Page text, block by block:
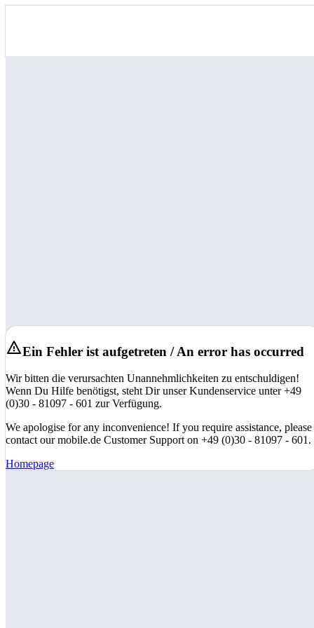
Ein Fehler ist aufgetreten / An error has occurred
Wir bitten die verursachten Unannehmlichkeiten zu entschuldigen!
Wenn Du Hilfe benötigst, steht Dir unser Kundenservice unter +49
(0)30 - 81097 - 601 zur Verfügung.
We apologise for any inconvenience! If you require assistance, please
contact our mobile.de Customer Support on +49 (0)30 - 81097 - 601.
Homepage